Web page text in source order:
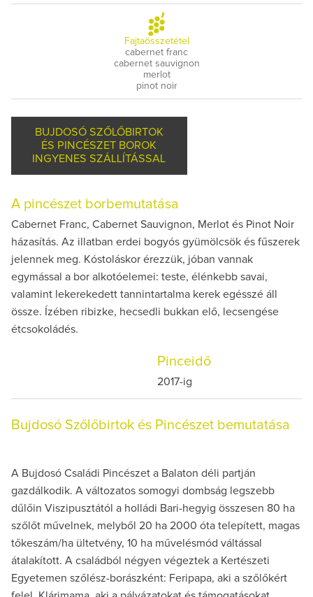
Fajtaösszetétel
cabernet franc
cabernet sauvignon
merlot
pinot noir
BUJDOSÓ SZŐLŐBIRTOK
ÉS PINCÉSZET BOROK
INGYENES SZÁLLÍTÁSSAL
A pincészet borbemutatása
Cabernet Franc, Cabernet Sauvignon, Merlot és Pinot Noir
házasítás. Az illatban erdei bogyós gyümölcsök és fűszerek
jelennek meg. Kóstoláskor érezzük, jóban vannak
egymással a bor alkotóelemei: teste, élénkebb savai,
valamint lekerekedett tannintartalma kerek egésszé áll
össze. Ízében ribizke, hecsedli bukkan elő, lecsengése
étcsokoládés.
Pinceidő
2017-ig
Bujdosó Szőlőbirtok és Pincészet bemutatása
A Bujdosó Családi Pincészet a Balaton déli partján
gazdálkodik. A változatos somogyi dombság legszebb
dűlőin Viszipusztától a holládi Bari-hegyig összesen 80 ha
szőlőt művelnek, melyből 20 ha 2000 óta telepített, magas
tőkeszám/ha ültetvény, 10 ha művelésmód váltással
átalakított. A családból négyen végeztek a Kertészeti
Egyetemen szőlész-borászként: Feripapa, aki a szőlőkért